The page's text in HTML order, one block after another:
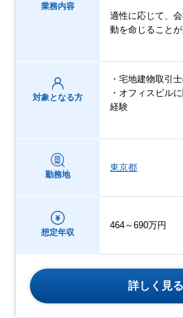
業務内容
適性に応じて、
動を命じること
対象となる方
・宅地建物取引
・オフィスビル
経験
勤務地
東京都
想定年収
464～690万円
詳しく見る